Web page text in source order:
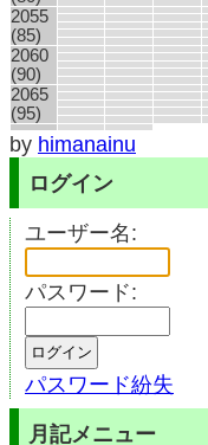
2055
(85)
2060
(90)
2065
(95)
by himanainu
ログイン
ユーザー名:
パスワード:
パスワード紛失
月記メニュー